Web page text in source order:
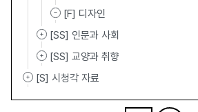
[F] 디자인
[SS] 인문과 사회
[SS] 교양과 취향
[S] 시청각 자료